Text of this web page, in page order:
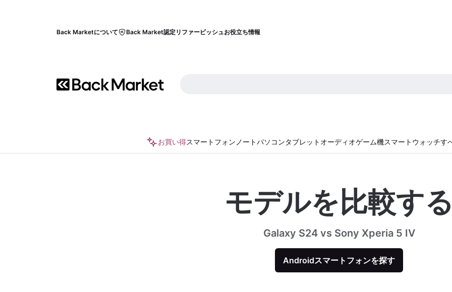
Back Marketについて Back Market認定リファービッシュお役立ち情報
お買い得スマートフォン ノートパソコンタブレット オーディオゲーム機スマートウォッチす
モデルを比較する
Galaxy S24 vs Sony Xperia 5 IV
Androidスマートフォンを探す